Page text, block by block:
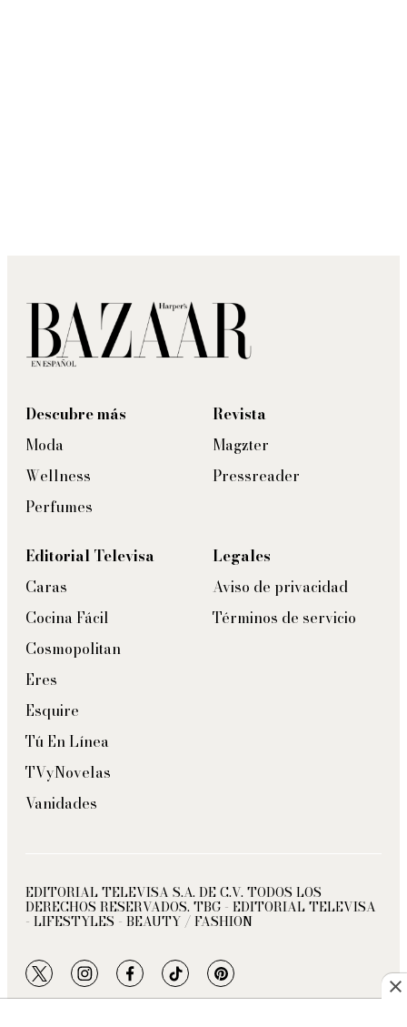
Descubre más
Moda
Wellness
Perfumes
Revista
Magzter
Pressreader
Editorial Televisa
Caras
Cocina Fácil
Cosmopolitan
Eres
Esquire
Tú En Línea
TVyNovelas
Vanidades
Legales
Aviso de privacidad
Términos de servicio
EDITORIAL TELEVISA S.A. DE C.V. TODOS LOS
DERECHOS RESERVADOS. TBG - EDITORIAL TELEVISA
- LIFESTYLES - BEAUTY / FASHION
twitterinstagramfacebooktiktokpinterest